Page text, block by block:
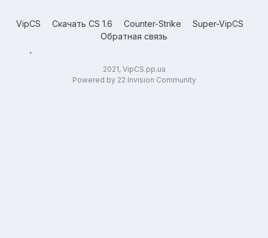
VipCS Скачать CS 1.6 Counter-Strike
Super-VipCS
Обратная связь
2021, VipCS.pp.ua
Powered by 22 Invision Community